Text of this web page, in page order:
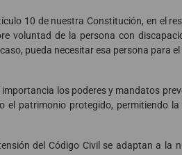
10 de nuestra Constitución, en el
voluntad de la persona con
pueda necesitar esa persona para
los poderes y mandatos
patrimonio protegido, permitiendo
del Código Civil se adaptan a la